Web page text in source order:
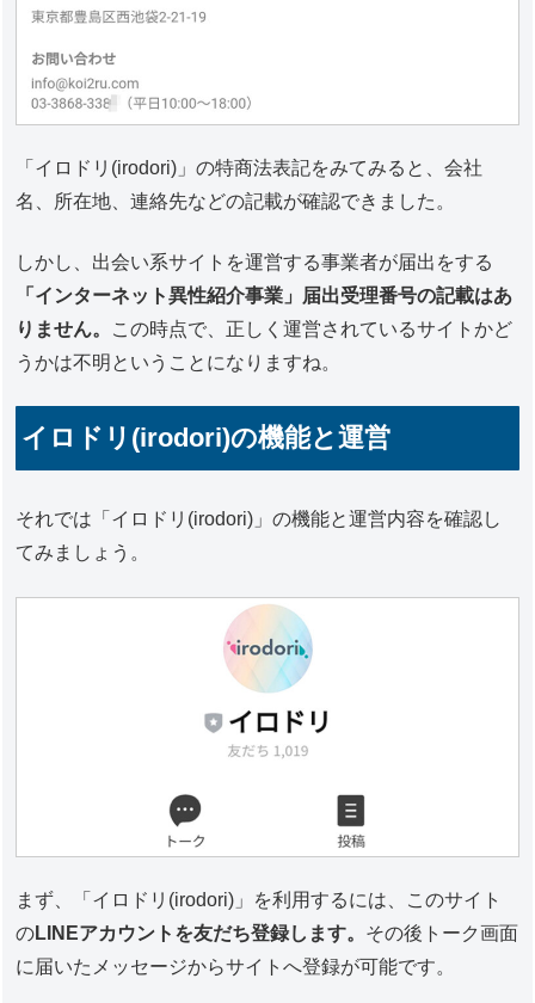
「イロドリ(irodori)」の特商法表記をみてみると、会社
名、所在地、連絡先などの記載が確認できました。
しかし、出会い系サイトを運営する事業者が届出をする
「インターネット異性紹介事業」届出受理番号の記載はあ
りません。
この時点で、正しく運営されているサイトかど
うかは不明ということになりますね。
イロドリ(irodori)の機能と運営
それでは「イロドリ(irodori)」の機能と運営内容を確認し
てみましょう。
まず、「イロドリ(irodori)」を利用するには、このサイト
のLINEアカウントを友だち登録します。 その後トーク画面
に届いたメッセージからサイトへ登録が可能です。